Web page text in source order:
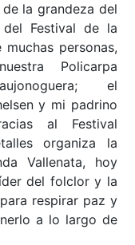
la grandeza del
Festival de la
personas,
Policarpa
el
y mi padrino
al Festival
organiza la
Vallenata, hoy
del folclor y la
respirar paz y
a lo largo de